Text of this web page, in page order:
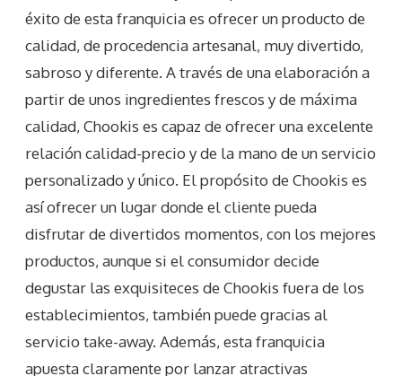
éxito de esta franquicia es ofrecer un producto de
calidad, de procedencia artesanal, muy divertido,
sabroso y diferente. A través de una elaboración a
partir de unos ingredientes frescos y de máxima
calidad, Chookis es capaz de ofrecer una excelente
relación calidad-precio y de la mano de un servicio
personalizado y único. El propósito de Chookis es
así ofrecer un lugar donde el cliente pueda
disfrutar de divertidos momentos, con los mejores
productos, aunque si el consumidor decide
degustar las exquisiteces de Chookis fuera de los
establecimientos, también puede gracias al
servicio take-away. Además, esta franquicia
apuesta claramente por lanzar atractivas